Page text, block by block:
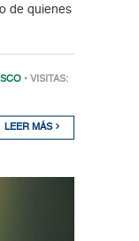
de quienes
• VISITAS:
LEER MÁS